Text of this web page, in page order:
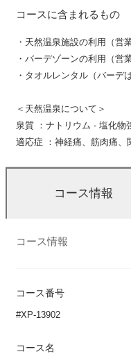
コースに含まれるもの
・天然温泉施設の利用（営
・バーデゾーンの利用（営
・タオルレンタル（バーデ
＜天然温泉について＞
泉質 ：ナトリウム - 塩化物
適応症 ：神経痛、筋肉痛、
コース情報
コース情報
コース番号
#XP-13902
コース名